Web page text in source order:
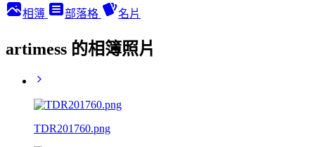
相簿 部落格 名片
artimess 的相簿照片
TDR201760.png